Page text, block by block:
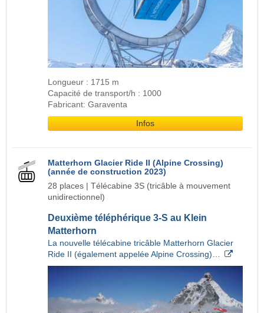
Longueur : 1715 m
Capacité de transport/h : 1000
Fabricant: Garaventa
Infos
Matterhorn Glacier Ride II (Alpine Crossing)
(année de construction 2023)
28 places | Télécabine 3S (tricâble à mouvement
unidirectionnel)
Deuxième téléphérique 3-S au Klein
Matterhorn
La nouvelle télécabine tricâble Matterhorn Glacier
Ride II (également appelée Alpine Crossing)…